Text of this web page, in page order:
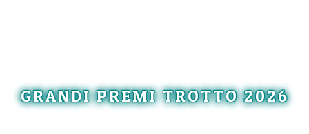
GRANDI PREMI TROTTO 2026